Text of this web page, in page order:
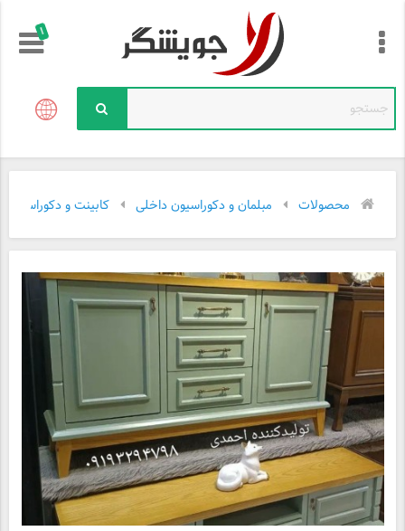
!
محصولات مبلمان و دکوراسیون داخلی کابینت و دکوراسیون